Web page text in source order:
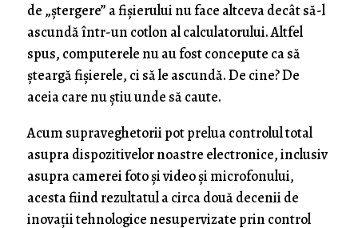
de „ștergere” a fișierului nu face altceva decât să-l
ascundă într-un cotlon al calculatorului. Altfel
spus, computerele nu au fost concepute ca să
șteargă fișierele, ci să le ascundă. De cine? De
aceia care nu știu unde să caute.
Acum supraveghetorii pot prelua controlul total
asupra dispozitivelor noastre electronice, inclusiv
asupra camerei foto și video și microfonului,
acesta fiind rezultatul a circa două decenii de
inovații tehnologice nesupervizate prin control